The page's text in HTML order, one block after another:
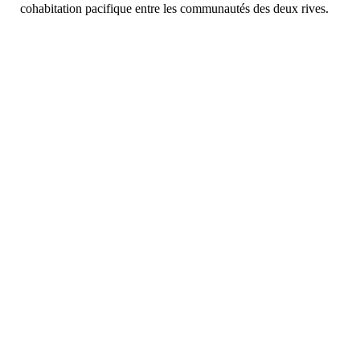
cohabitation pacifique entre les communautés des deux rives.